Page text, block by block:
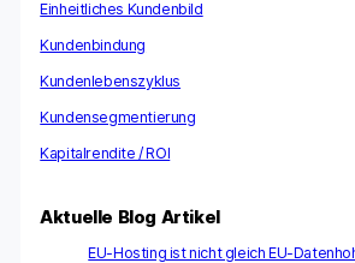
Einheitliches Kundenbild
Kundenbindung
Kundenlebenszyklus
Kundensegmentierung
Kapitalrendite / ROI
Aktuelle Blog Artikel
EU-Hosting ist nicht gleich EU-